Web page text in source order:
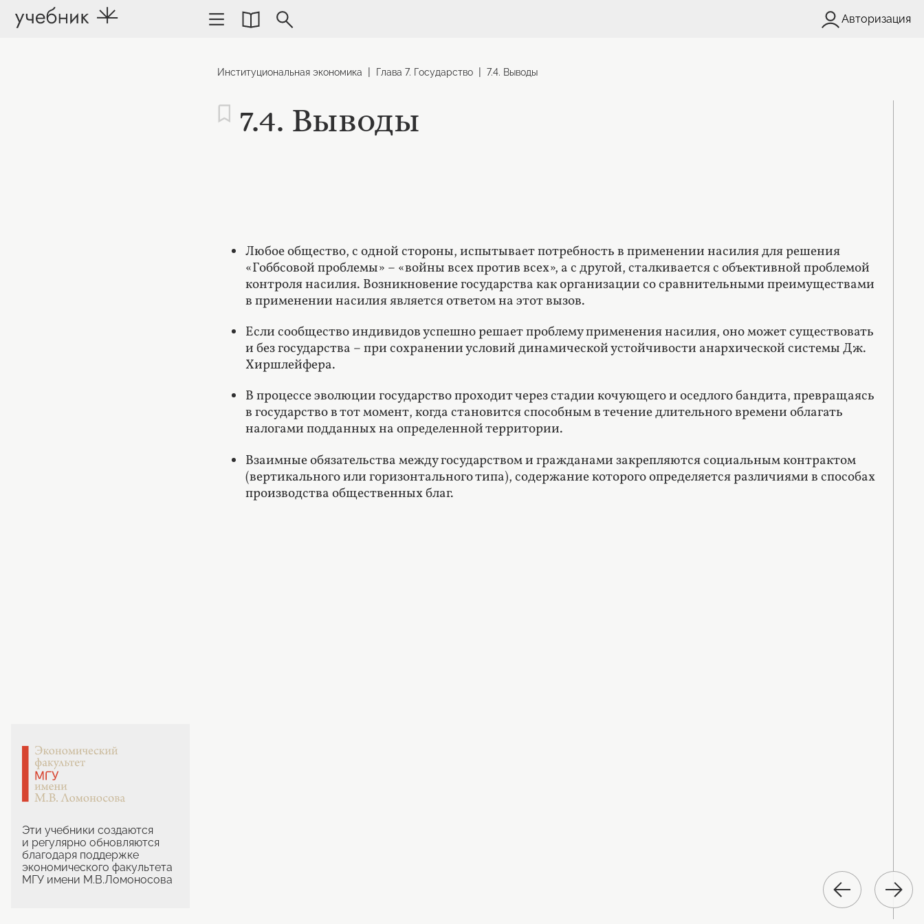
Авторизация
Эти учебники создаются
и регулярно обновляются
благодаря поддержке
экономического факультета
МГУ имени М.В.Ломоносова
Институциональная экономика | Глава 7. Государство | 7.4. Выводы
7.4. Выводы
Любое общество, с одной стороны, испытывает потребность в применении насилия для решения
«Гоббсовой проблемы» – «войны всех против всех», а с другой, сталкивается с объективной проблемой
контроля насилия. Возникновение государства как организации со сравнительными преимуществами
в применении насилия является ответом на этот вызов.
Если сообщество индивидов успешно решает проблему применения насилия, оно может существовать
и без государства – при сохранении условий динамической устойчивости анархической системы Дж.
Хиршлейфера.
В процессе эволюции государство проходит через стадии кочующего и оседлого бандита, превращаясь
в государство в тот момент, когда становится способным в течение длительного времени облагать
налогами подданных на определенной территории.
Взаимные обязательства между государством и гражданами закрепляются социальным контрактом
(вертикального или горизонтального типа), содержание которого определяется различиями в способах
производства общественных благ.